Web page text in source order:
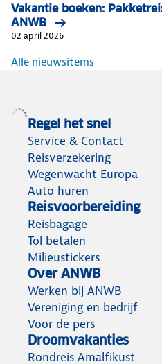
Vakantie boeken:
ANWB
02 april 2026
Alle nieuwsitems
Regel het snel
Service & Contact
Reisverzekering
Wegenwacht Europa
Auto huren
Reisvoorbereiding
Reisbagage
Tol betalen
Milieustickers
Over ANWB
Werken bij ANWB
Vereniging en bedrijf
Voor de pers
Droomvakanties
Rondreis Amalfikust